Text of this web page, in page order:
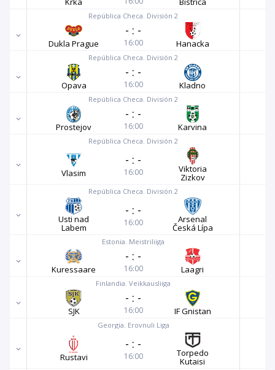
República Checa. División 2
Dukla Prague
- : -
16:00 Hanacka
República Checa. División 2
Opava
- : -
16:00 Kladno
República Checa. División 2
Prostejov
- : -
16:00 Karvina
República Checa. División 2
Vlasim
- : -
16:00 Viktoria
Zizkov
República Checa. División 2
Usti nad
Labem
- : -
16:00 Arsenal
Česká Lípa
Estonia. Meistriliiga
Kuressaare
- : -
16:00 Laagri
Finlandia. Veikkausliiga
SJK
- : -
16:00 IF Gnistan
Georgia. Erovnuli Liga
Rustavi
- : -
16:00 Torpedo
Kutaisi